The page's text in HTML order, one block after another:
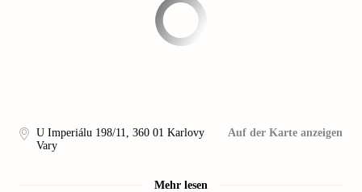
U Imperiálu 198/11, 360 01 Karlovy
Vary
Auf der Karte anzeigen
Mehr lesen